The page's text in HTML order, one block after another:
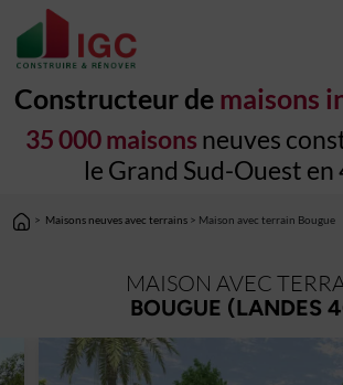
Constructeur de maisons
35 000 maisons neuves
le Grand Sud-Ouest en
> Maisons neuves avec terrains > Maison avec terrain Bougue
MAISON AVEC
BOUGUE (LANDES